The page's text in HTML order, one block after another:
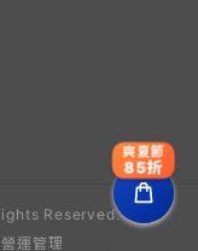
Reserved.
營運管理
爽夏節
85折